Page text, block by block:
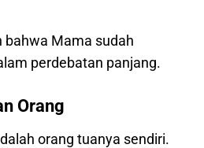
bahwa Mama sudah
perdebatan panjang.
Orang
orang tuanya sendiri.